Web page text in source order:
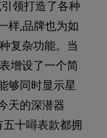
领打造了各种
样,品牌也为如
复杂功能。当
增设了一个简
够同时显示星
天的深潜器
五十噚表款都拥